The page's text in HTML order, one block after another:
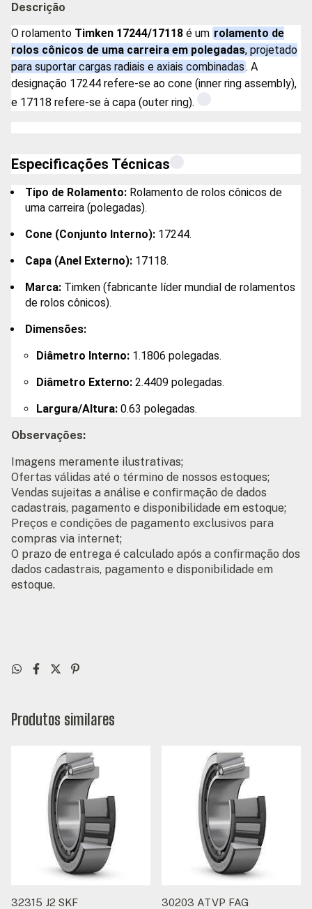
Descrição
O rolamento Timken 17244/17118 é um rolamento de
rolos cônicos de uma carreira em polegadas, projetado
para suportar cargas radiais e axiais combinadas. A
designação 17244 refere-se ao cone (inner ring assembly),
e 17118 refere-se à capa (outer ring).
Especificações Técnicas
Tipo de Rolamento: Rolamento de rolos cônicos de
uma carreira (polegadas).
Cone (Conjunto Interno): 17244.
Capa (Anel Externo): 17118.
Marca: Timken (fabricante líder mundial de rolamentos
de rolos cônicos).
Dimensões:
Diâmetro Interno: 1.1806 polegadas.
Diâmetro Externo: 2.4409 polegadas.
Largura/Altura: 0.63 polegadas.
Observações:
Imagens meramente ilustrativas;
Ofertas válidas até o término de nossos estoques;
Vendas sujeitas a análise e confirmação de dados
cadastrais, pagamento e disponibilidade em estoque;
Preços e condições de pagamento exclusivos para
compras via internet;
O prazo de entrega é calculado após a confirmação dos
dados cadastrais, pagamento e disponibilidade em
estoque.
Produtos similares
32315 J2 SKF 30203 ATVP FAG